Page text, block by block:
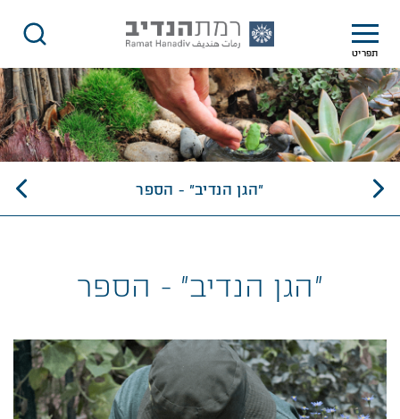
תפריט
"הגן הנדיב" - הספר
"הגן הנדיב" - הספר